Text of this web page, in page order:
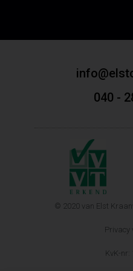
040 -
© 2020 van Elst
Privacy
KvK-nr: